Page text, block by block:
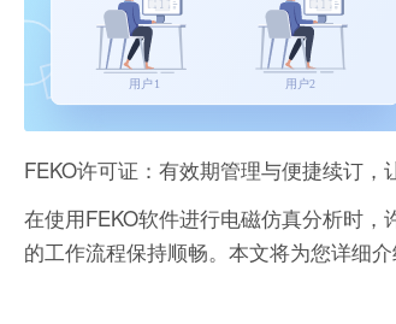
FEKO许可证：有效期管理与便捷续订
在使用FEKO软件进行电磁仿真分析时
的工作流程保持顺畅。本文将为您详细